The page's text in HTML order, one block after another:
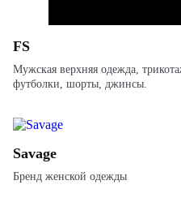
FS
Мужская верхняя одежда,
футболки, шорты, джинсы.
Savage
Бренд женской одежды